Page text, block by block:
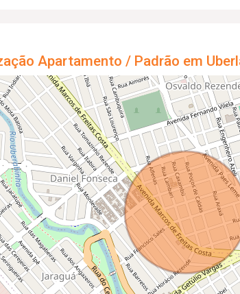
Apartamento / Padrão em